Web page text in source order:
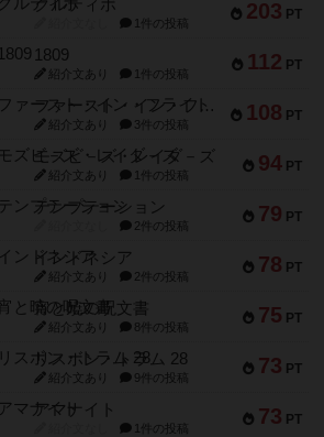
203 PT
クルティボ
1件の投稿
112 PT
1809
紹介文あり 1件の投稿
108 PT
ファースト・イン・フライト
紹介文あり 3件の投稿
94 PT
モズビ－ズ・レイダ－ズ
紹介文あり 1件の投稿
79 PT
テンプテーション
2件の投稿
78 PT
インドネシア
紹介文あり 2件の投稿
75 PT
宵と暁の呪文書
紹介文あり 8件の投稿
73 PT
リスボン・トラム 28
紹介文あり 9件の投稿
73 PT
アマナイト
1件の投稿